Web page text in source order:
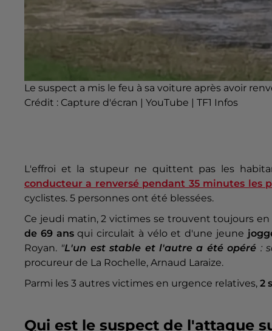
Le suspect a mis le feu à sa voiture après avoir
Crédit : Capture d'écran | YouTube | TF1 Infos
L'effroi et la stupeur ne quittent pas les
conducteur a renversé pendant 35 minutes les
cyclistes. 5 personnes ont été blessées.
Ce jeudi matin, 2 victimes se trouvent toujours
de 69 ansqui circulait à vélo et d'une jeune
Royan. "L'un est stable et l'autre a été opéré :
procureur de La Rochelle, Arnaud Laraize.
Parmi les 3 autres victimes en urgence relatives, 2
Qui est le suspect de l'attaque